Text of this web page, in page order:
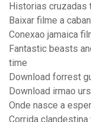
Historias cruzadas
Baixar filme a
Conexao jamaica
Fantastic beasts
time
Download forrest
Download irmao
Onde nasce a
Corrida